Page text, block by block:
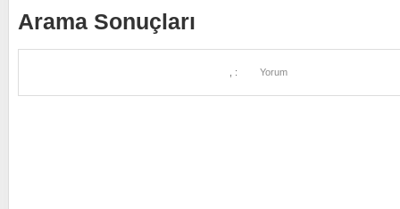
Arama Sonuçları
, : Yorum